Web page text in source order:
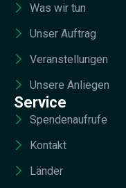
Was wir tun
Unser Auftrag
Veranstellungen
Unsere Anliegen
Service
Spendenaufrufe
Kontakt
Länder